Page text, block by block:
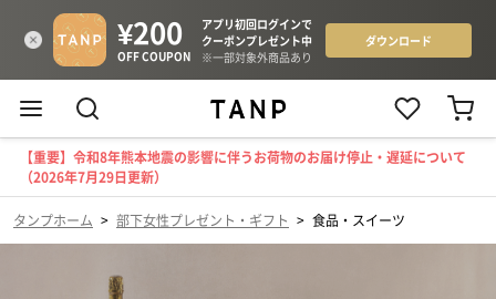
【重要】令和8年熊本地震の影響に伴うお荷物のお届け停止・遅延について
（2026年7月29日更新）
タンプホーム > 部下女性プレゼント・ギフト > 食品・スイーツ